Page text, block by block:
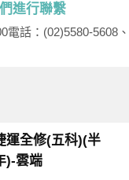
進行聯繫
電話：(02)5580-5608
運全修(五科)(半
)-雲端